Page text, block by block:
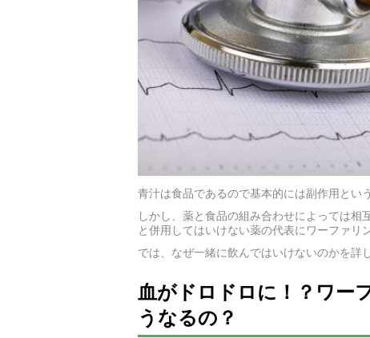
青汁は食品であるので基本的には副作用とい
しかし、薬と食品の組み合わせによっては
と併用してはいけない薬の代表にワーファリ
では、なぜ一緒に飲んではいけないのかを詳
血がドロドロに！？ワー
うなるの？